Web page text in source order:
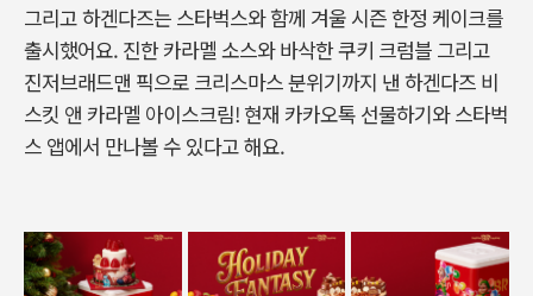
그리고 하겐다즈는 스타벅스와 함께 겨울 시즌 한정 케이크를
출시했어요. 진한 카라멜 소스와 바삭한 쿠키 크럼블 그리고
진저브래드맨 픽으로 크리스마스 분위기까지 낸 하겐다즈 비
스킷 앤 카라멜 아이스크림! 현재 카카오톡 선물하기와 스타벅
스 앱에서 만나볼 수 있다고 해요.